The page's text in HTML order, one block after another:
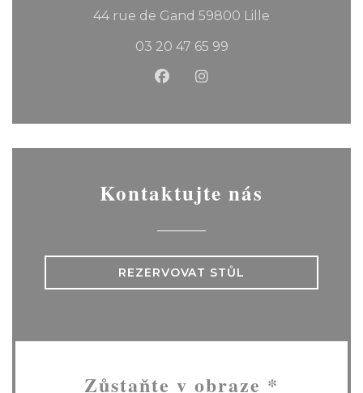
44 rue de Gand 59800 Lille
03 20 47 65 99
Facebook ((otevře se v
Instagram ((otevře se
Kontaktujte nás
REZERVOVAT STŮL
Zůstaňte v obraze *